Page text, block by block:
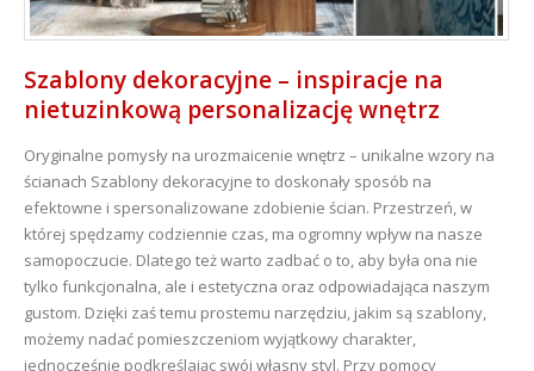
Szablony dekoracyjne – inspiracje na
nietuzinkową personalizację wnętrz
Oryginalne pomysły na urozmaicenie wnętrz – unikalne wzory na
ścianach Szablony dekoracyjne to doskonały sposób na
efektowne i spersonalizowane zdobienie ścian. Przestrzeń, w
której spędzamy codziennie czas, ma ogromny wpływ na nasze
samopoczucie. Dlatego też warto zadbać o to, aby była ona nie
tylko funkcjonalna, ale i estetyczna oraz odpowiadająca naszym
gustom. Dzięki zaś temu prostemu narzędziu, jakim są szablony,
możemy nadać pomieszczeniom wyjątkowy charakter,
jednocześnie podkreślając swój własny styl. Przy pomocy